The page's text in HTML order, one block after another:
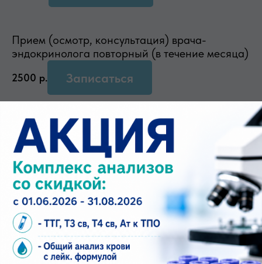
Прием (осмотр, консультация) врача-
эндокринолога повторный (в течение месяца)
2500 р. Записаться
Контакты
+7 (8552) 923 - 903
+7 (8552) 920 - 010